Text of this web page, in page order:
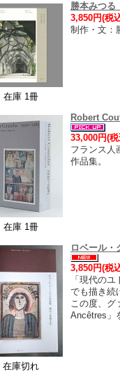
在庫 1冊
勝本みつる
3,850円(税
制作・文：
在庫 1冊
Robert
33,000円(
フランス人
作品集。
在庫切れ
ロベール・
3,850円(税
「現代の
でも描き続
この度、グ
Ancêtres」